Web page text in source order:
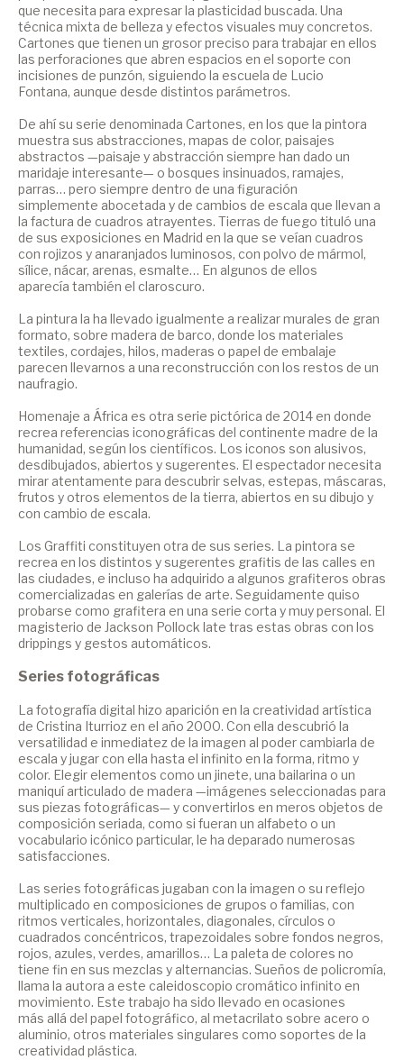
que necesita para expresar la plasticidad buscada. Una
técnica mixta de belleza y efectos visuales muy concretos.
Cartones que tienen un grosor preciso para trabajar en ellos
las perforaciones que abren espacios en el soporte con
incisiones de punzón, siguiendo la escuela de Lucio
Fontana, aunque desde distintos parámetros.
De ahí su serie denominada Cartones, en los que la pintora
muestra sus abstracciones, mapas de color, paisajes
abstractos —paisaje y abstracción siempre han dado un
maridaje interesante— o bosques insinuados, ramajes,
parras… pero siempre dentro de una figuración
simplemente abocetada y de cambios de escala que llevan a
la factura de cuadros atrayentes. Tierras de fuego tituló una
de sus exposiciones en Madrid en la que se veían cuadros
con rojizos y anaranjados luminosos, con polvo de mármol,
sílice, nácar, arenas, esmalte… En algunos de ellos
aparecía también el claroscuro.
La pintura la ha llevado igualmente a realizar murales de gran
formato, sobre madera de barco, donde los materiales
textiles, cordajes, hilos, maderas o papel de embalaje
parecen llevarnos a una reconstrucción con los restos de un
naufragio.
Homenaje a África es otra serie pictórica de 2014 en donde
recrea referencias iconográficas del continente madre de la
humanidad, según los científicos. Los iconos son alusivos,
desdibujados, abiertos y sugerentes. El espectador necesita
mirar atentamente para descubrir selvas, estepas, máscaras,
frutos y otros elementos de la tierra, abiertos en su dibujo y
con cambio de escala.
Los Graffiti constituyen otra de sus series. La pintora se
recrea en los distintos y sugerentes grafitis de las calles en
las ciudades, e incluso ha adquirido a algunos grafiteros obras
comercializadas en galerías de arte. Seguidamente quiso
probarse como grafitera en una serie corta y muy personal. El
magisterio de Jackson Pollock late tras estas obras con los
drippings y gestos automáticos.
Series fotográficas
La fotografía digital hizo aparición en la creatividad artística
de Cristina Iturrioz en el año 2000. Con ella descubrió la
versatilidad e inmediatez de la imagen al poder cambiarla de
escala y jugar con ella hasta el infinito en la forma, ritmo y
color. Elegir elementos como un jinete, una bailarina o un
maniquí articulado de madera —imágenes seleccionadas para
sus piezas fotográficas— y convertirlos en meros objetos de
composición seriada, como si fueran un alfabeto o un
vocabulario icónico particular, le ha deparado numerosas
satisfacciones.
Las series fotográficas jugaban con la imagen o su reflejo
multiplicado en composiciones de grupos o familias, con
ritmos verticales, horizontales, diagonales, círculos o
cuadrados concéntricos, trapezoidales sobre fondos negros,
rojos, azules, verdes, amarillos… La paleta de colores no
tiene fin en sus mezclas y alternancias. Sueños de policromía,
llama la autora a este caleidoscopio cromático infinito en
movimiento. Este trabajo ha sido llevado en ocasiones
más allá del papel fotográfico, al metacrilato sobre acero o
aluminio, otros materiales singulares como soportes de la
creatividad plástica.